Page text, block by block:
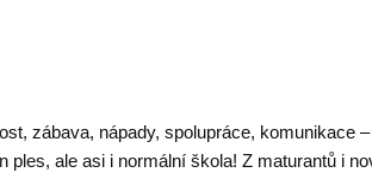
zábava, nápady, spolupráce, komunikace
ples, ale asi i normální škola! Z maturantů i